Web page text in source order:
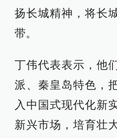
扬长城精神，将长
带。
丁伟代表表示，他
派、秦皇岛特色，
入中国式现代化新
新兴市场，培育壮